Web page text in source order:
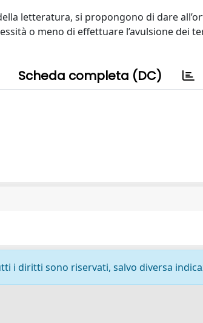
letteratura, si propongono di dare
o meno di effettuare l’avulsione dei
Scheda completa (DC)
i diritti sono riservati, salvo diversa